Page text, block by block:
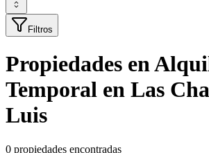
Filtros
Propiedades en
Temporal en Las
Luis
0 propiedades encontradas